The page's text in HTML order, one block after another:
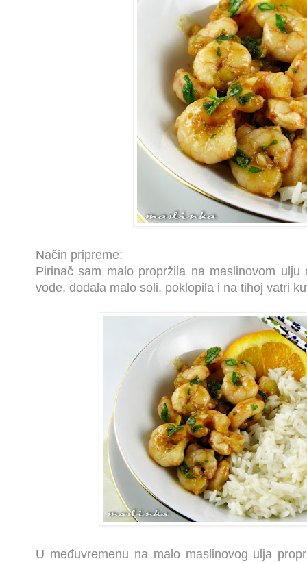
Način pripreme:
Pirinač sam malo propržila na maslinovom
vode, dodala malo soli, poklopila i na tihoj vatri
U međuvremenu na malo maslinovog ulja